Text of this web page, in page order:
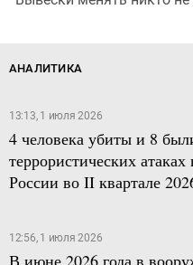
АНАЛИТИКА
13:13, 1 июля 2026
4 человека убиты и 8
террористических
России во II квартале
12:56, 1 июля 2026